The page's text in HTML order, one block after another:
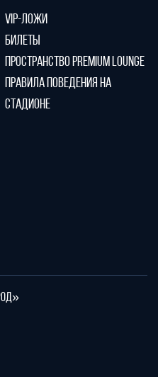
VIP-ЛОЖИ
БИЛЕТЫ
ПРОСТРАНСТВО PREMIUM LOUNGE
ПРАВИЛА ПОВЕДЕНИЯ НА
СТАДИОНЕ